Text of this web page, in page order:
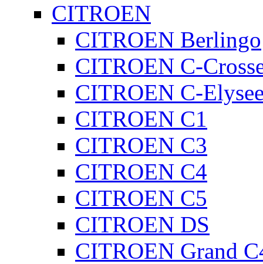
CITROEN
CITROEN Berlingo
CITROEN C-
CITROEN C-
CITROEN C1
CITROEN C3
CITROEN C4
CITROEN C5
CITROEN DS
CITROEN Grand